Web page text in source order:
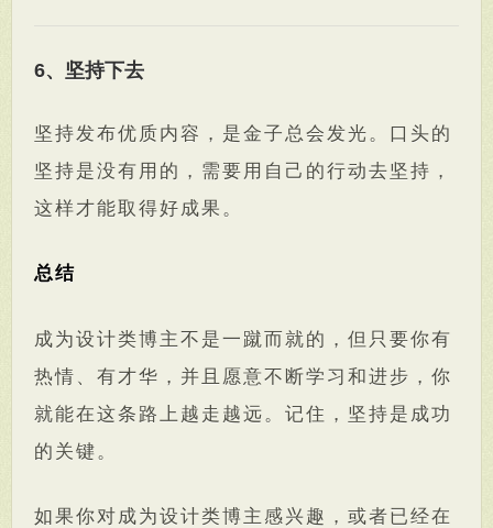
6、坚持下去
坚持发布优质内容，是金子总会发光。口头的
坚持是没有用的，需要用自己的行动去坚持，
这样才能取得好成果。
总结
成为设计类博主不是一蹴而就的，但只要你有
热情、有才华，并且愿意不断学习和进步，你
就能在这条路上越走越远。记住，坚持是成功
的关键。
如果你对成为设计类博主感兴趣，或者已经在